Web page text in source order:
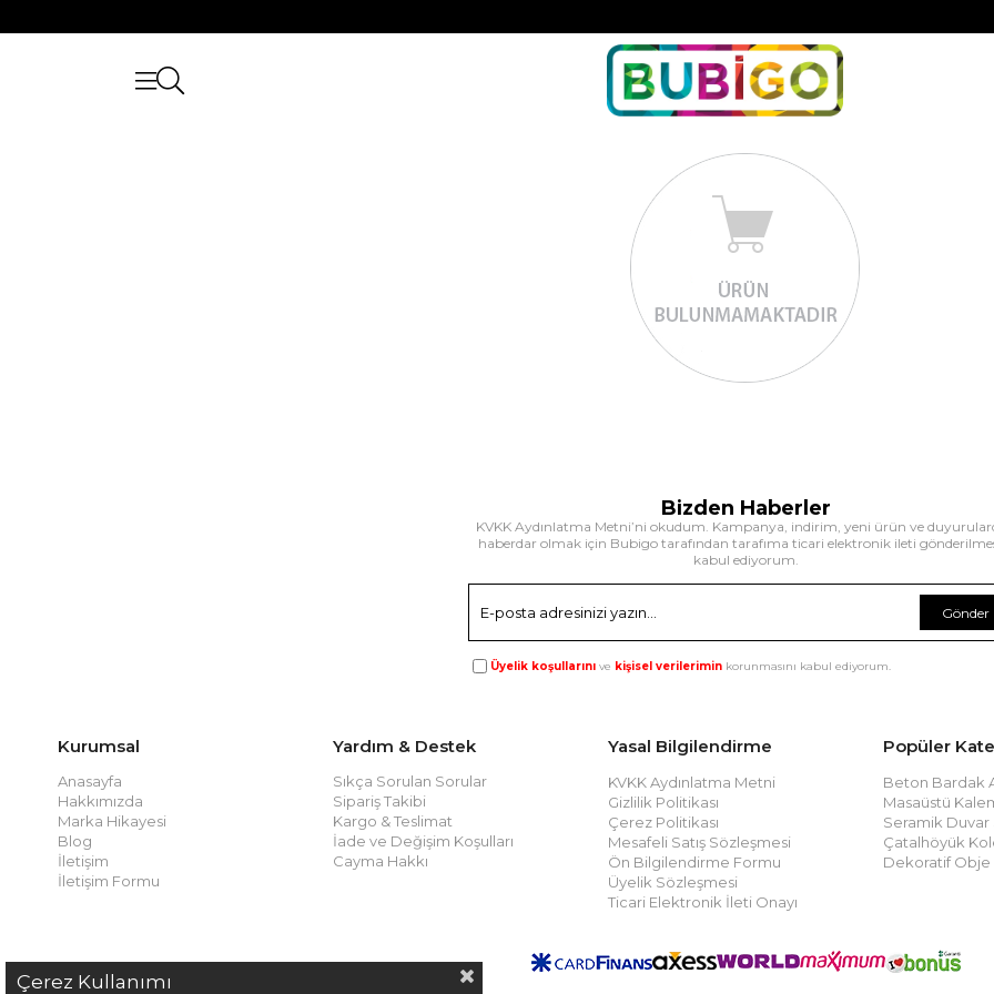
Bizden Haberler
KVKK Aydınlatma Metni’ni okudum. Kampanya, indirim, yeni ürün ve
haberdar olmak için Bubigo tarafından tarafıma ticari elektronik ileti
kabul ediyorum.
Gönder
Üyelik koşullarını ve kişisel verilerimin korunmasını kabul ediyorum.
Kurumsal
Anasayfa
Hakkımızda
Marka Hikayesi
Blog
İletişim
İletişim Formu
Yardım & Destek
Sıkça Sorulan Sorular
Sipariş Takibi
Kargo & Teslimat
İade ve Değişim Koşulları
Cayma Hakkı
Yasal Bilgilendirme
KVKK Aydınlatma Metni
Gizlilik Politikası
Çerez Politikası
Mesafeli Satış Sözleşmesi
Ön Bilgilendirme Formu
Üyelik Sözleşmesi
Ticari Elektronik İleti Onayı
Popüler
Beton Bardak
Masaüstü
Seramik Duvar
Çatalhöyük
Dekoratif Obje
Çerez Kullanımı